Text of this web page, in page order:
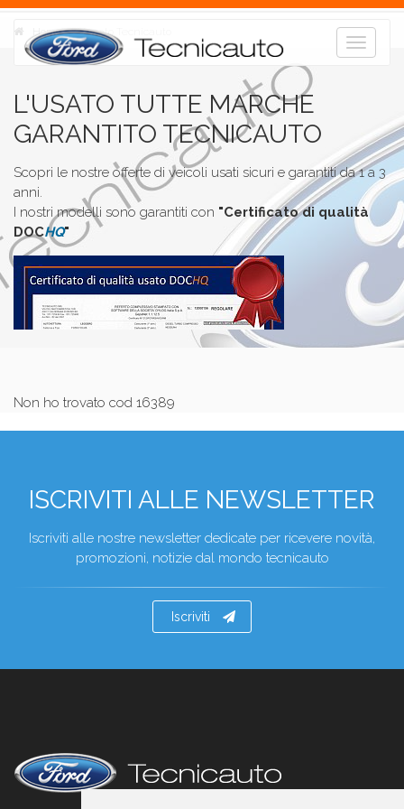
Toggle
Home L'usato Tecnicauto
L'USATO TUTTE MARCHE
GARANTITO TECNICAUTO
Scopri le nostre offerte di veicoli usati sicuri e garantiti da 1 a 3
anni.
I nostri modelli sono garantiti con "Certificato di qualità
DOCHQ"
Non ho trovato cod 16389
ISCRIVITI ALLE NEWSLETTER
Iscriviti alle nostre newsletter dedicate per ricevere novità,
promozioni, notizie dal mondo tecnicauto
Iscriviti